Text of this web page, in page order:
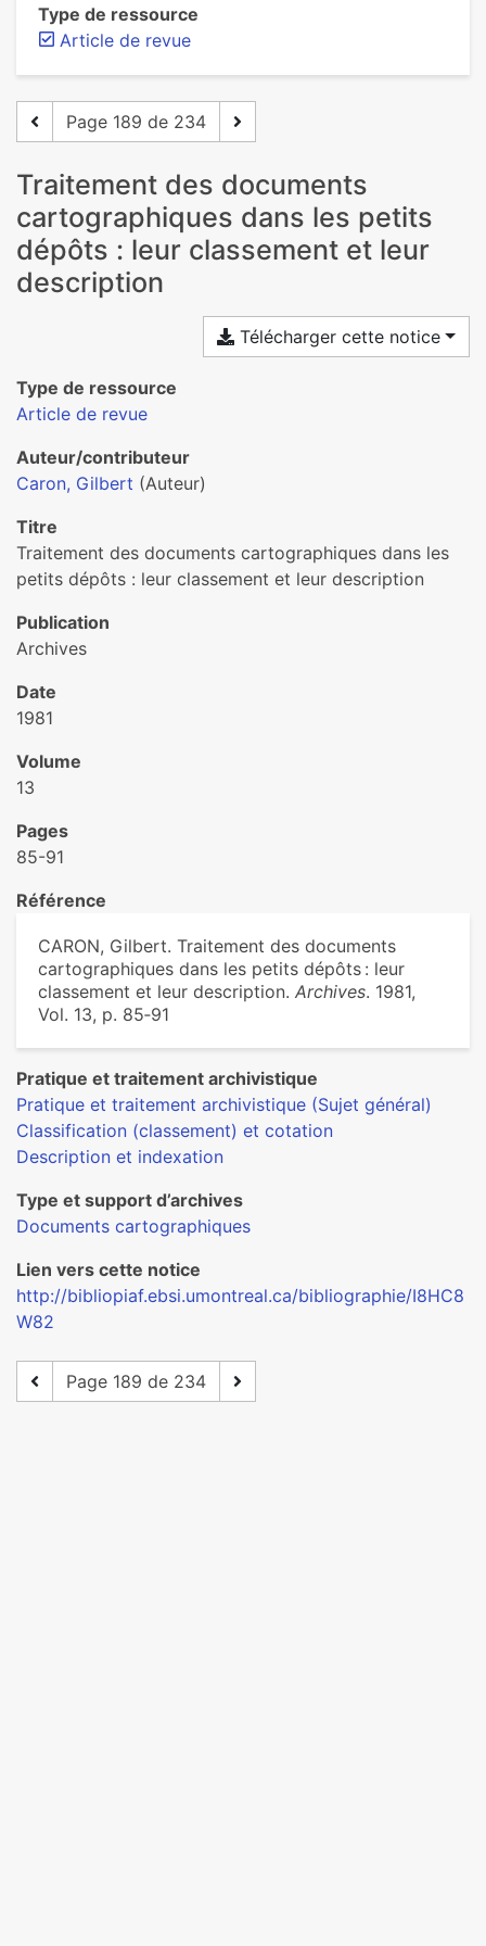
Type de ressource
Article de revue
Page 189 de 234
Traitement des documents
cartographiques dans les petits
dépôts : leur classement et leur
description
Télécharger cette notice
Type de ressource
Article de revue
Auteur/contributeur
Caron, Gilbert (Auteur)
Titre
Traitement des documents cartographiques dans les
petits dépôts : leur classement et leur description
Publication
Archives
Date
1981
Volume
13
Pages
85-91
Référence
CARON, Gilbert. Traitement des documents
cartographiques dans les petits dépôts : leur
classement et leur description. Archives. 1981,
Vol. 13, p. 85‑91
Pratique et traitement archivistique
Pratique et traitement archivistique (Sujet général)
Classification (classement) et cotation
Description et indexation
Type et support d’archives
Documents cartographiques
Lien vers cette notice
http://bibliopiaf.ebsi.umontreal.ca/bibliographie/I8HC8
W82
Page 189 de 234